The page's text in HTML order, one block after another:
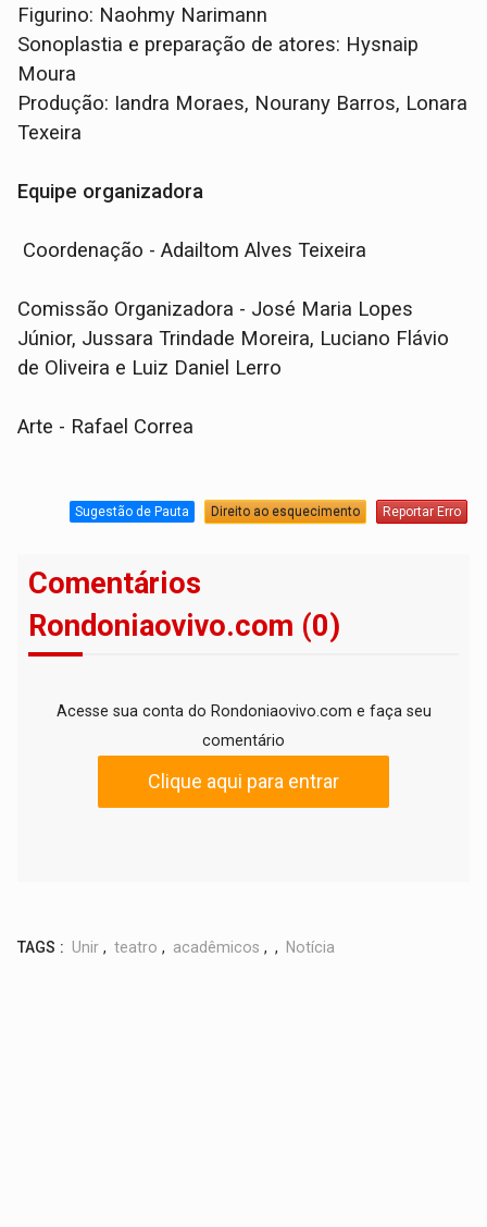
Figurino: Naohmy Narimann
Sonoplastia e preparação de atores: Hysnaip
Moura
Produção: Iandra Moraes, Nourany Barros, Lonara
Texeira
Equipe organizadora
Coordenação - Adailtom Alves Teixeira
Comissão Organizadora - José Maria Lopes
Júnior, Jussara Trindade Moreira, Luciano Flávio
de Oliveira e Luiz Daniel Lerro
Arte - Rafael Correa
Sugestão de Pauta Direito ao esquecimento Reportar Erro
Comentários
Rondoniaovivo.com (0)
Acesse sua conta do Rondoniaovivo.com e faça seu
comentário
Clique aqui para entrar
TAGS : Unir , teatro , acadêmicos , , Notícia